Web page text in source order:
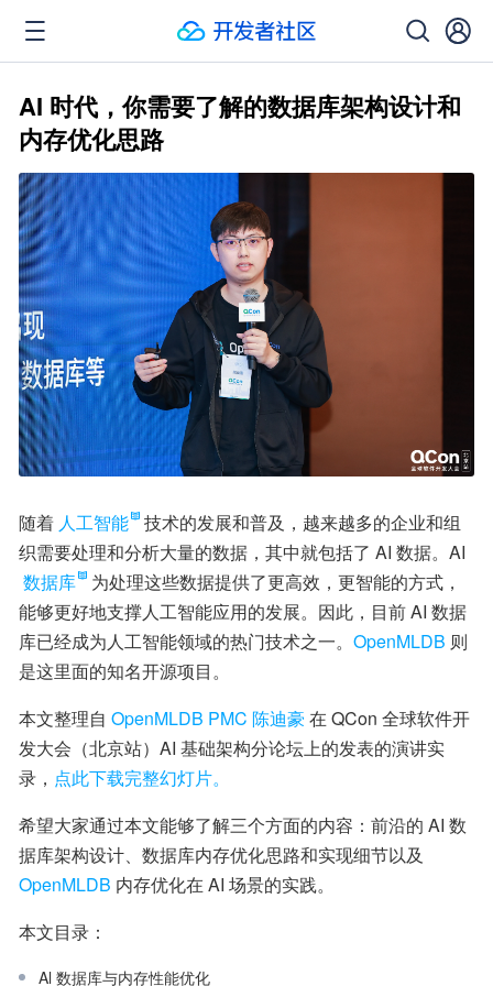
AI 时代，你需要了解的数据库架构设计和
内存优化思路
随着 人工智能
技术的发展和普及，越来越多的企业和组
数据库
为处理这些数据提供了更高效，更智能的方式，
能够更好地支撑人工智能应用的发展。因此，目前 AI 数据
库已经成为人工智能领域的热门技术之一。 OpenMLDB 则
是这里面的知名开源项目。
本文整理自 OpenMLDB PMC 陈迪豪 在 QCon 全球软件开
发大会（北京站）AI 基础架构分论坛上的发表的演讲实
录， 点此下载完整幻灯片。
希望大家通过本文能够了解三个方面的内容：前沿的 AI 数
OpenMLDB 内存优化在 AI 场景的实践。
本文目录：
Al 数据库与内存性能优化